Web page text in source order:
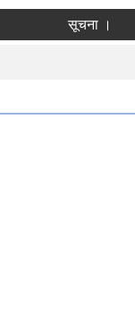
सूचना ।